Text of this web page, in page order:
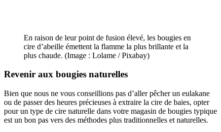
En raison de leur point de fusion élevé, les bougies en
cire d’abeille émettent la flamme la plus brillante et la
plus chaude. (Image : Lolame / Pixabay)
Revenir aux bougies naturelles
Bien que nous ne vous conseillions pas d’aller pêcher un eulakane
ou de passer des heures précieuses à extraire la cire de baies, opter
pour un type de cire naturelle dans votre magasin de bougies typique
est un bon pas vers des méthodes plus traditionnelles et naturelles.